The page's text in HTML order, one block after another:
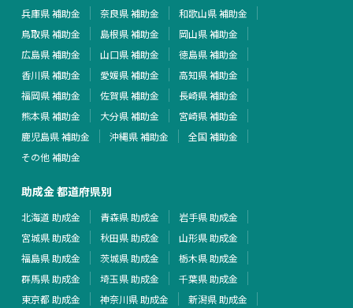
兵庫県 補助金
奈良県 補助金
和歌山県 補助金
鳥取県 補助金
島根県 補助金
岡山県 補助金
広島県 補助金
山口県 補助金
徳島県 補助金
香川県 補助金
愛媛県 補助金
高知県 補助金
福岡県 補助金
佐賀県 補助金
長崎県 補助金
熊本県 補助金
大分県 補助金
宮崎県 補助金
鹿児島県 補助金
沖縄県 補助金
全国 補助金
その他 補助金
助成金 都道府県別
北海道 助成金 青森県 助成金
岩手県 助成金
宮城県 助成金
秋田県 助成金
山形県 助成金
福島県 助成金
茨城県 助成金
栃木県 助成金
群馬県 助成金
埼玉県 助成金
千葉県 助成金
東京都 助成金
神奈川県 助成金
新潟県 助成金